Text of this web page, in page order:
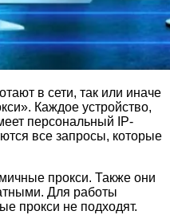
в сети, так или иначе
Каждое устройство,
персональный IP-
все запросы, которые
прокси. Также они
Для работы
прокси не подходят.